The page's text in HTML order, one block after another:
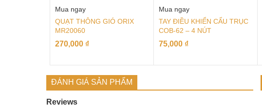
Mua ngay
QUẠT THÔNG GIÓ ORIX
MR20060
270,000 ₫
Mua ngay
TAY ĐIỀU KHIỂN CẨU TRỤC
COB-62 – 4 NÚT
75,000 ₫
ĐÁNH GIÁ SẢN PHẨM
Reviews